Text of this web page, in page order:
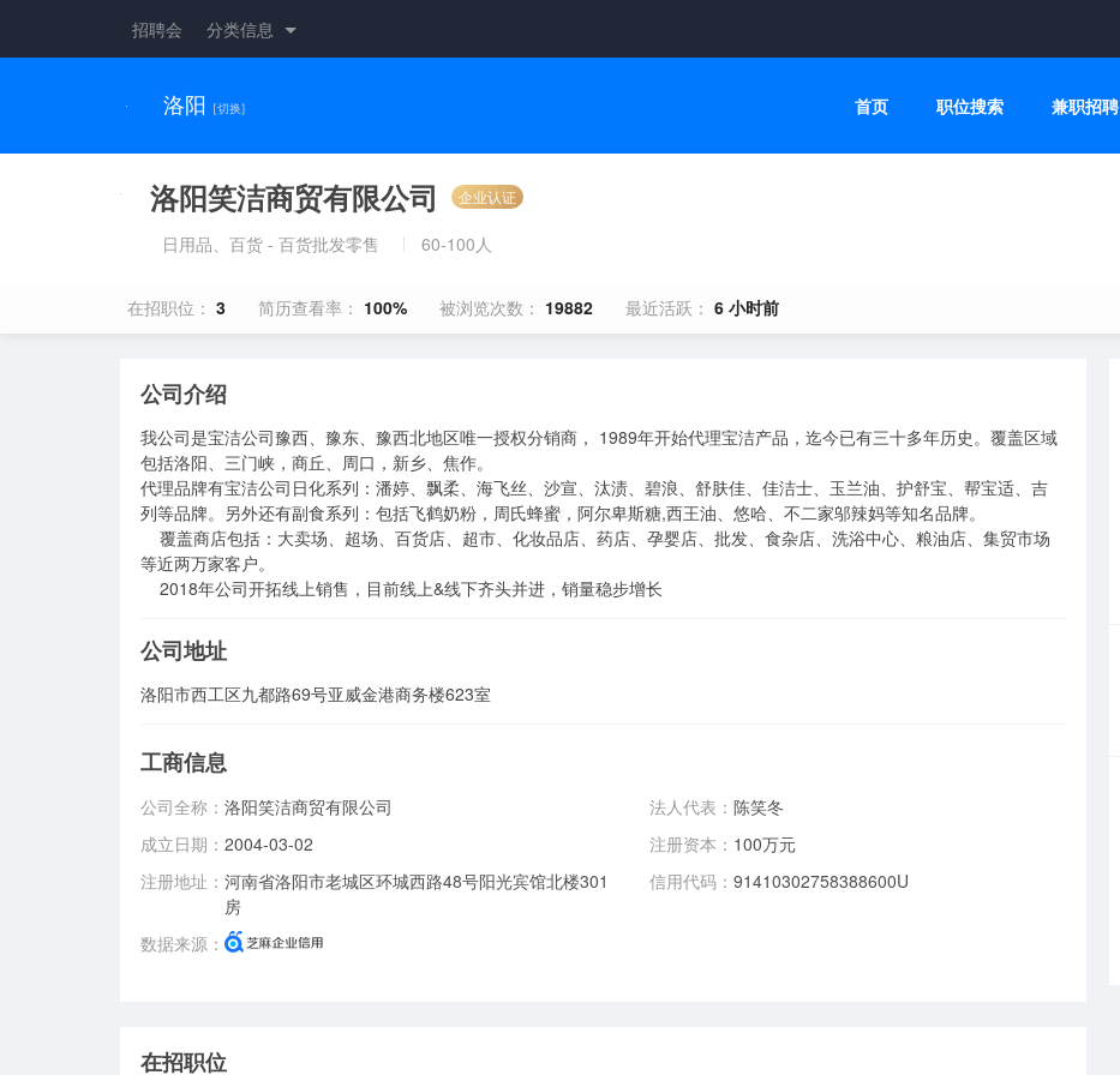
招聘会 分类信息
洛阳 [切换] 首页 职位搜索 兼职招聘
洛阳笑洁商贸有限公司 企业认证
日用品、百货 - 百货批发零售 60-100人
在招职位： 3 简历查看率： 100% 被浏览次数： 19882 最近活跃： 6 小时前
公司介绍
我公司是宝洁公司豫西、豫东、豫西北地区唯一授权分销商， 1989年开始代理宝洁产品，迄今已有三十多年历史。覆盖区域
包括洛阳、三门峡，商丘、周口，新乡、焦作。
代理品牌有宝洁公司日化系列：潘婷、飘柔、海飞丝、沙宣、汰渍、碧浪、舒肤佳、佳洁士、玉兰油、护舒宝、帮宝适、吉
列等品牌。另外还有副食系列：包括飞鹤奶粉，周氏蜂蜜，阿尔卑斯糖,西王油、悠哈、不二家邬辣妈等知名品牌。
    覆盖商店包括：大卖场、超场、百货店、超市、化妆品店、药店、孕婴店、批发、食杂店、洗浴中心、粮油店、集贸市场
等近两万家客户。
    2018年公司开拓线上销售，目前线上&线下齐头并进，销量稳步增长
公司地址
洛阳市西工区九都路69号亚威金港商务楼623室
工商信息
公司全称：洛阳笑洁商贸有限公司
成立日期：2004-03-02
注册地址：河南省洛阳市老城区环城西路48号阳光宾馆北楼301
房
数据来源：
法人代表： 陈笑冬
注册资本： 100万元
信用代码： 91410302758388600U
在招职位